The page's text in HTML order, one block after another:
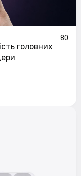
80
головних